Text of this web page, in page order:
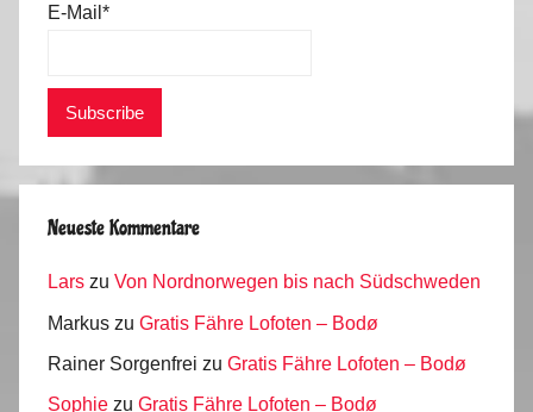
E-Mail*
Neueste Kommentare
Lars zu Von Nordnorwegen bis nach Südschweden
Markus zu Gratis Fähre Lofoten – Bodø
Rainer Sorgenfrei zu Gratis Fähre Lofoten – Bodø
Sophie zu Gratis Fähre Lofoten – Bodø